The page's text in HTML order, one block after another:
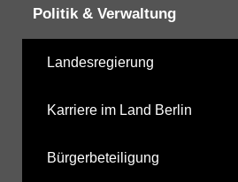
Politik & Verwaltung
Landesregierung
Karriere im Land Berlin
Bürgerbeteiligung